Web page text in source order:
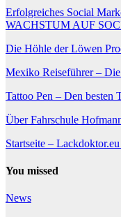
Erfolgreiches Social
WACHSTUM AUF
Die Höhle der Löwen
Mexiko Reiseführer –
Tattoo Pen – Den besten
Über Fahrschule
Startseite –
You missed
News